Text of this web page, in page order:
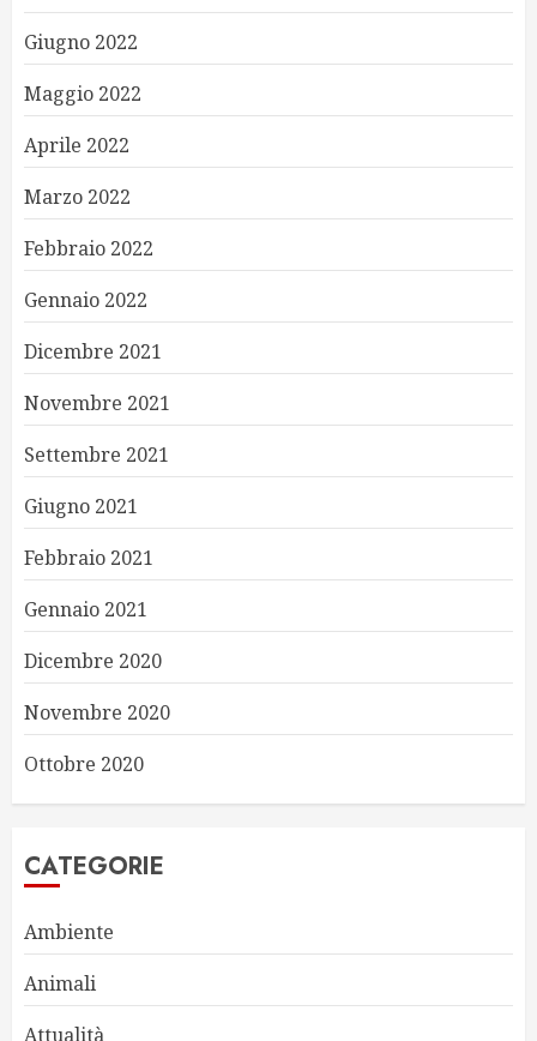
Giugno 2022
Maggio 2022
Aprile 2022
Marzo 2022
Febbraio 2022
Gennaio 2022
Dicembre 2021
Novembre 2021
Settembre 2021
Giugno 2021
Febbraio 2021
Gennaio 2021
Dicembre 2020
Novembre 2020
Ottobre 2020
CATEGORIE
Ambiente
Animali
Attualità